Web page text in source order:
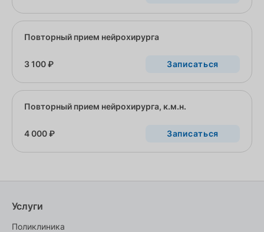
Повторный прием нейрохирурга
3 100 ₽ Записаться
Повторный прием нейрохирурга, к.м.н.
4 000 ₽ Записаться
Услуги
Поликлиника